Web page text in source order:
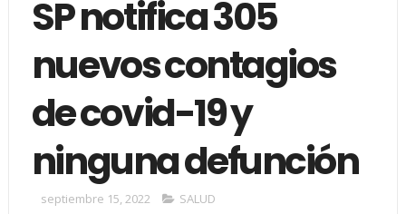
SP notifica 305
nuevos contagios
de covid-19 y
ninguna defunción
septiembre 15, 2022 SALUD